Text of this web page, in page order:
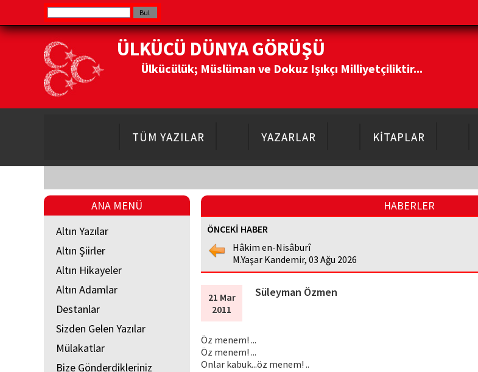
ÜLKÜCÜ DÜNYA GÖRÜŞÜ
Ülkücülük; Müslüman ve Dokuz Işıkçı Milliyetçiliktir...
TÜM YAZILAR YAZARLAR KİTAPLAR
ANA MENÜ
Altın Yazılar
Altın Şiirler
Altın Hikayeler
Altın Adamlar
Destanlar
Sizden Gelen Yazılar
Mülakatlar
Bize Gönderdikleriniz
HABERLER
ÖNCEKİ HABER
Hâkim en-Nisâburî
M.Yaşar Kandemir, 03 Ağu 2026
21 Mar
2011
Süleyman Özmen
Öz menem! ...
Öz menem! ...
Onlar kabuk...öz menem! ..